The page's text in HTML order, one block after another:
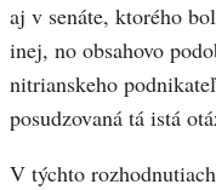
aj v senáte, ktorého
inej, no obsahovo
nitrianskeho
posudzovaná tá istá
V týchto